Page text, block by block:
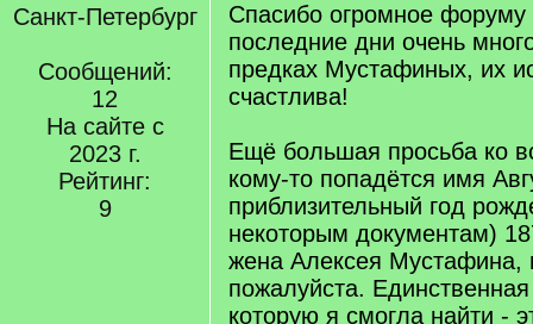
Санкт-Петербург
Сообщений:
12
На сайте с
2023 г.
Рейтинг:
9
Спасибо огромное
последние дни очень
предках Мустафиных, их
счастлива!
Ещё большая просьба ко
кому-то попадётся имя
приблизительный год
некоторым документам)
жена Алексея Мустафина,
пожалуйста.
которую я смогла найти -